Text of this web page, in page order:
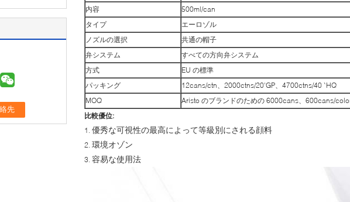
内容
500ml/can
タイプ
エーロゾル
ノズルの選択
共通の帽子
弁システム
すべての方向弁システム
方式
EU の標準
パッキング
12cans/ctn、2000ctns/20'GP、4700ctns/40 `HQ
MOQ
Aristo のブランドのための 6000cans、600cans/
比較優位:
1. 優秀な可視性の最高によって等級別にされる顔料
2. 環境オゾン
3. 容易な使用法